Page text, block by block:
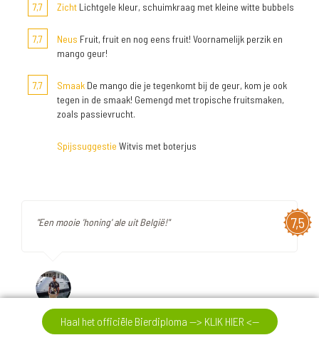
7,7
Zicht Lichtgele kleur, schuimkraag met kleine witte bubbels
7,7 Neus Fruit, fruit en nog eens fruit! Voornamelijk perzik en
mango geur!
7,7 Smaak De mango die je tegenkomt bij de geur, kom je ook
tegen in de smaak! Gemengd met tropische fruitsmaken,
zoals passievrucht.
Spijssuggestie Witvis met boterjus
7,5
"Een mooie 'honing' ale uit België!"
Review : Binchoise Bière des Ours
Haal het officiële Bierdiploma --> KLIK HIER <--